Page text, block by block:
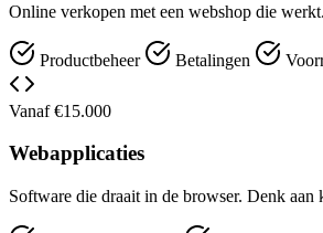
Online verkopen met een webshop die
Productbeheer Betalingen
Vanaf €15.000
Webapplicaties
Software die draait in de browser. Denk